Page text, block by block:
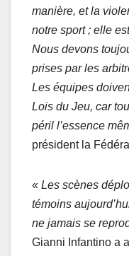
manière, et la
notre sport ; elle
Nous devons
prises par les
Les équipes
Lois du Jeu, car
péril l’essence
président la
« Les scènes
témoins
ne jamais se
Gianni Infantino a